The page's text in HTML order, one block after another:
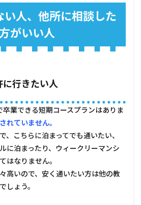
い人、他所に相談した
がいい人
に行きたい人
業できる短期コースプランはありま
れていません。
、こちらに泊まってでも通いたい、
に泊まったり、ウィークリーマンシ
はなりません。
高いので、安く通いたい方は他の教
しょう。